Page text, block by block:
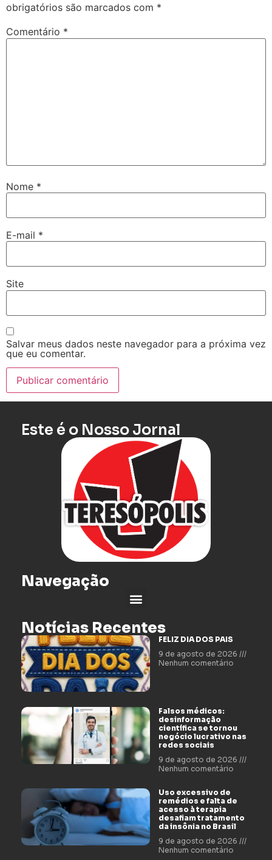
obrigatórios são marcados com *
Comentário *
Nome *
E-mail *
Site
Salvar meus dados neste navegador para a próxima vez
que eu comentar.
Este é o Nosso Jornal
Navegação
Notícias Recentes
FELIZ DIA DOS PAIS
9 de agosto de 2026
Nenhum comentário
Falsos médicos:
desinformação
científica se tornou
negócio lucrativo nas
redes sociais
9 de agosto de 2026
Nenhum comentário
Uso excessivo de
remédios e falta de
acesso à terapia
desafiam tratamento
da insônia no Brasil
9 de agosto de 2026
Nenhum comentário